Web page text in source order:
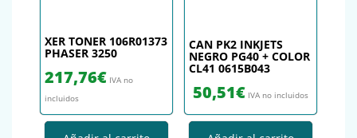
XER TONER 106R01373
PHASER 3250
217,76€ IVA no
incluidos
CAN PK2 INKJETS
NEGRO PG40 + COLOR
CL41 0615B043
50,51€ IVA no incluidos